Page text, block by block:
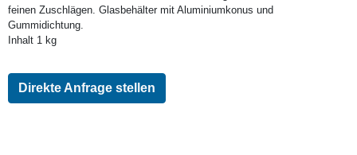
feinen Zuschlägen. Glasbehälter mit Aluminiumkonus und
Gummidichtung.
Inhalt 1 kg
Direkte Anfrage stellen